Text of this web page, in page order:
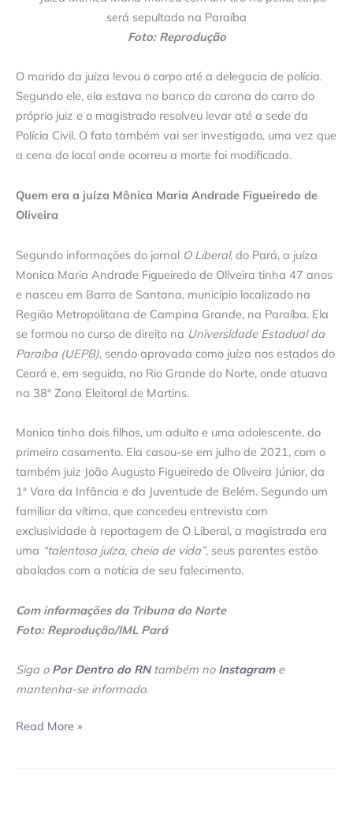
Foto: Reprodução
O marido da juíza levou o corpo até a delegacia de polícia.
Segundo ele, ela estava no banco do carona do carro do
próprio juiz e o magistrado resolveu levar até a sede da
Polícia Civil. O fato também vai ser investigado, uma vez que
a cena do local onde ocorreu a morte foi modificada.
Quem era a juíza Mônica Maria Andrade Figueiredo de
Oliveira
Segundo informações do jornal O Liberal, do Pará, a juíza
Monica Maria Andrade Figueiredo de Oliveira tinha 47 anos
e nasceu em Barra de Santana, município localizado na
Região Metropolitana de Campina Grande, na Paraíba. Ela
se formou no curso de direito na Universidade Estadual da
Paraíba (UEPB), sendo aprovada como juíza nos estados do
Ceará e, em seguida, no Rio Grande do Norte, onde atuava
na 38ª Zona Eleitoral de Martins.
Monica tinha dois filhos, um adulto e uma adolescente, do
primeiro casamento. Ela casou-se em julho de 2021, com o
também juiz João Augusto Figueiredo de Oliveira Júnior, da
1ª Vara da Infância e da Juventude de Belém. Segundo um
familiar da vítima, que concedeu entrevista com
exclusividade à reportagem de O Liberal, a magistrada era
uma “talentosa juíza, cheia de vida”, seus parentes estão
abalados com a notícia de seu falecimento.
Com informações da Tribuna do Norte
Foto: Reprodução/IML Pará
Siga o Por Dentro do RNtambém no Instagrame
mantenha-se informado.
Read More »